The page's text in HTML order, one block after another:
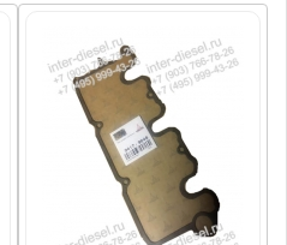
1290 руб.
Термостат (Thermostat)
04224847